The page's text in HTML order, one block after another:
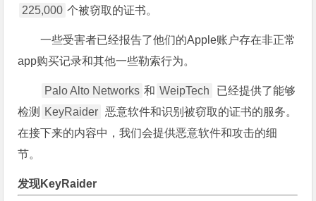
225,000 个被窃取的证书。
一些受害者已经报告了他们的Apple账户存在非正常
app购买记录和其他一些勒索行为。
Palo Alto Networks 和 WeipTech
已经提供了能够
检测
KeyRaider 恶意软件和识别被窃取的证书的服务。
在接下来的内容中，我们会提供恶意软件和攻击的细
节。
发现KeyRaider